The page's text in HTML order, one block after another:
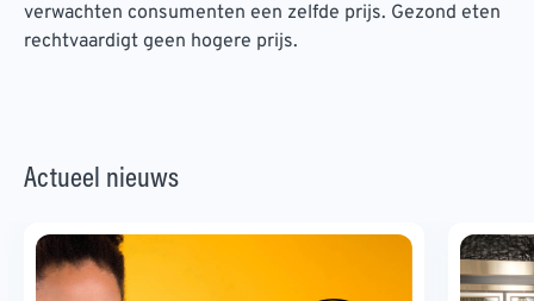
verwachten consumenten een zelfde prijs. Gezond eten
rechtvaardigt geen hogere prijs.
Actueel nieuws